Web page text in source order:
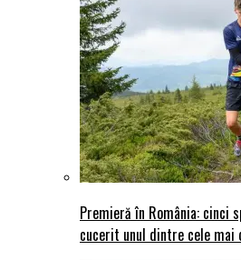
Premieră în România: cinci
cucerit unul dintre cele mai